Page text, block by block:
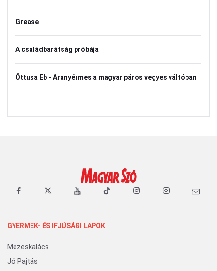
Grease
A családbarátság próbája
Öttusa Eb - Aranyérmes a magyar páros vegyes váltóban
GYERMEK- ÉS IFJÚSÁGI LAPOK
Mézeskalács
Jó Pajtás